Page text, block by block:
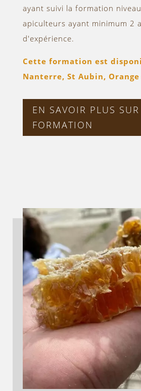
ayant suivi la formation
apiculteurs ayant minimum 2
d'expérience.
Cette formation est
Nanterre, St Aubin,
EN SAVOIR PLUS
FORMATION